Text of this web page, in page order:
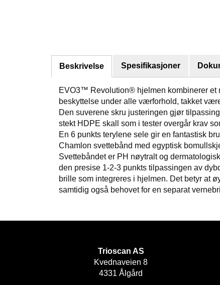
Beskrivelse Spesifikasjoner
EVO3™ Revolution® hjelmen kombinerer et
beskyttelse under alle værforhold, takket
Den suverene skru justeringen gjør
stekt HDPE skall som i tester overgår krav
En 6 punkts terylene sele gir en fantastisk
Chamlon svettebånd med egyptisk
Svettebåndet er PH nøytralt og
den presise 1-2-3 punkts tilpassingen av
brille som integreres i hjelmen. Det betyr at
samtidig også behovet for en separat
Trioscan AS
Kvednaveien 8
4331 Ålgård